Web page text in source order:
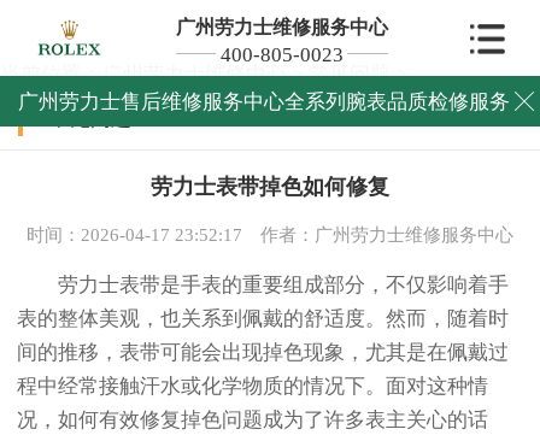
广州劳力士维修服务中心
400-805-0023
广州劳力士售后维修服务中心全系列腕表品质检修服务 
当前位置：广州劳力士维修中心>常见问题>
常见问题
劳力士表带掉色如何修复
时间：2026-04-17 23:52:17 作者：广州劳力士维修服务中心
劳力士表带是手表的重要组成部分，不仅影响着手
表的整体美观，也关系到佩戴的舒适度。然而，随着时
间的推移，表带可能会出现掉色现象，尤其是在佩戴过
程中经常接触汗水或化学物质的情况下。面对这种情
况，如何有效修复掉色问题成为了许多表主关心的话